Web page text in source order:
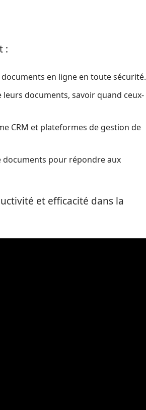
:
en ligne en toute sécurité.
documents, savoir quand ceux-
CRM et plateformes de gestion de
documents pour répondre aux
et efficacité dans la